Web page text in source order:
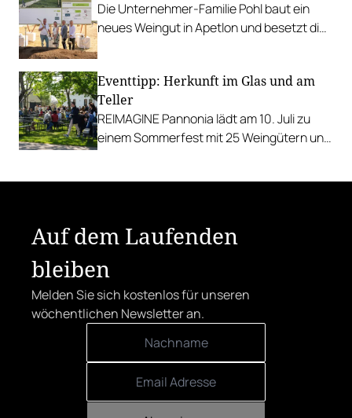
Die Unternehmer-Familie Pohl baut ein
neues Weingut in Apetlon und besetzt die
Eventtipp: Herkunft im Glas und am
Teller
REIMAGINE Pannonia lädt am 10. Juli zu
einem Sommerfest mit 25 Weingütern und
Auf dem Laufenden
bleiben
Melden Sie sich kostenlos für unseren
wöchentlichen Newsletter an.